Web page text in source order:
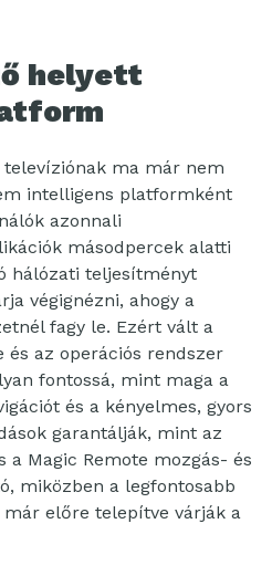
helyett
ma már nem
intelligens platformként
azonnali
másodpercek alatti
hálózati teljesítményt
végignézni, ahogy a
fagy le. Ezért vált a
az operációs rendszer
fontossá, mint maga a
és a kényelmes, gyors
garantálják, mint az
Magic Remote mozgás- és
miközben a legfontosabb
előre telepítve várják a